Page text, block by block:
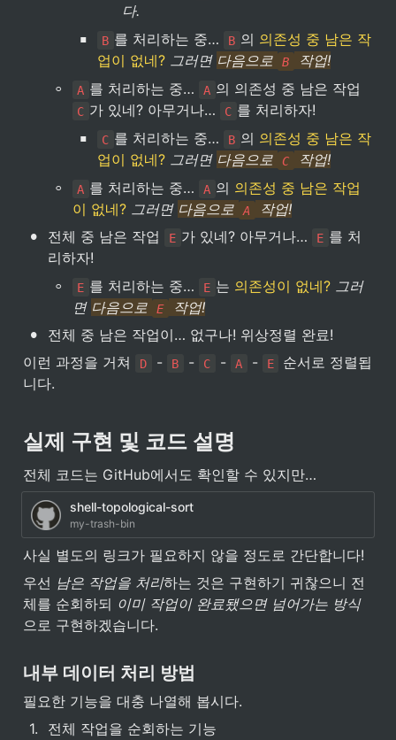
다.
▪ B 를 처리하는 중… B 의 의존성 중 남은 작
업이 없네? 그러면 다음으로 B 작업!
◦ A 를 처리하는 중… A
C 가 있네? 아무거나… C 를 처리하자!
▪ C 를 처리하는 중… B 의 의존성 중 남은 작
업이 없네? 그러면 다음으로 C 작업!
◦ A 를 처리하는 중… A 의 의존성 중 남은 작업
이 없네? 그러면 다음으로 A 작업!
• 전체 중 남은 작업 E 가 있네? 아무거나… E 를 처
리하자!
◦ E 를 처리하는 중… E 는 의존성이 없네? 그러
면 다음으로 E 작업!
•
전체 중 남은 작업이… 없구나! 위상정렬 완료!
이런 과정을 거쳐
D - B - C - A - E
순서로 정렬됩
니다.
실제 구현 및 코드 설명
전체 코드는 GitHub에서도 확인할 수 있지만…
shell-topological-sort
my-trash-bin
사실 별도의 링크가 필요하지 않을 정도로 간단합니다!
우선 남은 작업을 처리하는 것은 구현하기 귀찮으니 전
체를 순회하되 이미 작업이 완료됐으면 넘어가는 방식
으로 구현하겠습니다.
내부 데이터 처리 방법
필요한 기능을 대충 나열해 봅시다.
1. 전체 작업을 순회하는 기능